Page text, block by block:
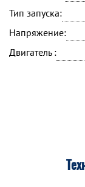
Тип запуска:
Напряжение:
Двигатель :